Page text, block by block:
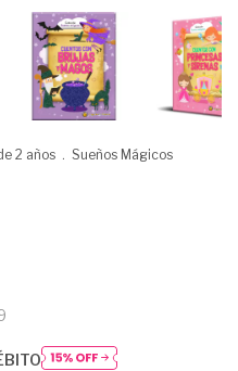
2 años . Sueños Mágicos